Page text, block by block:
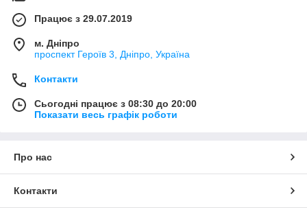
Працює з 29.07.2019
м. Дніпро
проспект Героїв 3, Дніпро, Україна
Контакти
Сьогодні працює з 08:30 до 20:00
Показати весь графік роботи
Про нас
Контакти